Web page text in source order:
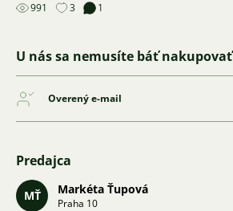
991 3 1
U nás sa nemusíte báť nakupovať
Overený e-mail
Predajca
MŤ Markéta Ťupová
Praha 10